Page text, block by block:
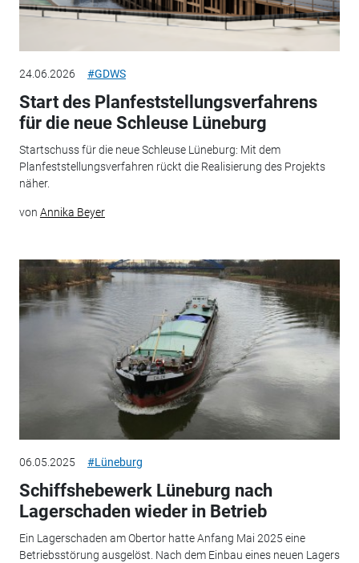
24.06.2026 #GDWS
Start des Planfeststellungsverfahrens
für die neue Schleuse Lüneburg
Startschuss für die neue Schleuse Lüneburg: Mit dem
Planfeststellungsverfahren rückt die Realisierung des Projekts
näher.
von Annika Beyer
06.05.2025 #Lüneburg
Schiffshebewerk Lüneburg nach
Lagerschaden wieder in Betrieb
Ein Lagerschaden am Obertor hatte Anfang Mai 2025 eine
Betriebsstörung ausgelöst. Nach dem Einbau eines neuen Lagers